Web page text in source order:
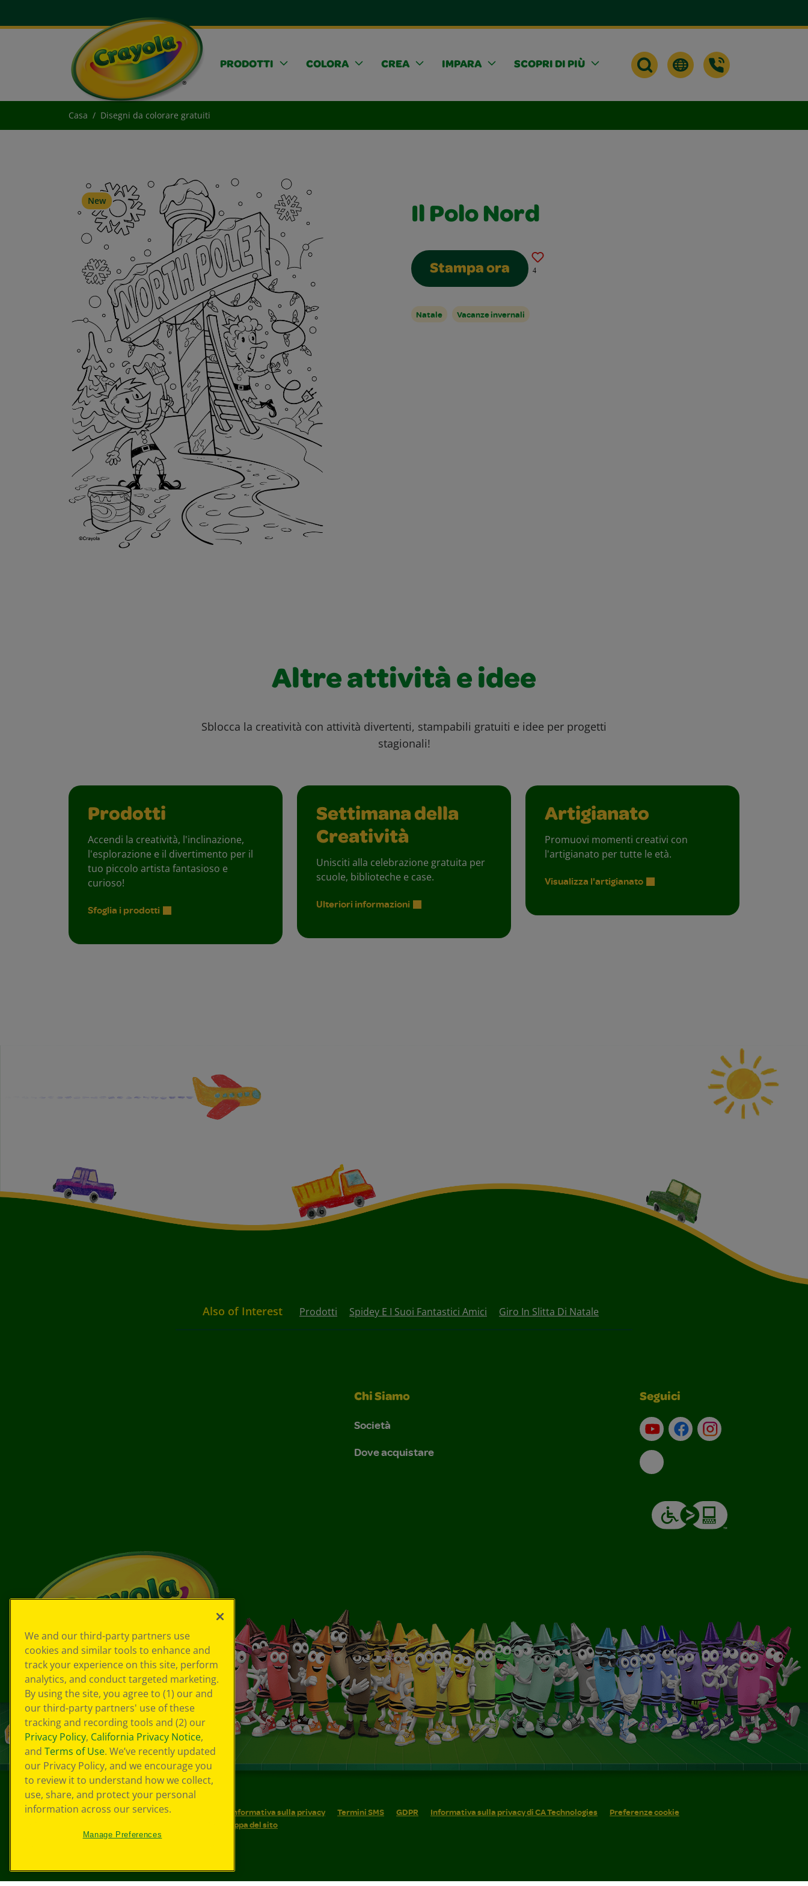
PRODOTTI COLORA CREA IMPARA SCOPRI DI PIÙ
Casa Disegni da colorare gratuiti
New
Il Polo Nord
Stampa ora 4
Natale Vacanze invernali
Altre attività e idee
Sblocca la creatività con attività divertenti, stampabili gratuiti e idee per progetti
stagionali!
Prodotti
Accendi la creatività, l'inclinazione,
l'esplorazione e il divertimento per il
tuo piccolo artista fantasioso e
curioso!
Sfoglia i prodotti
Settimana della
Creatività
Unisciti alla celebrazione gratuita per
scuole, biblioteche e case.
Ulteriori informazioni
Artigianato
Promuovi momenti creativi con
l'artigianato per tutte le età.
Visualizza l'artigianato
Also of Interest Prodotti Spidey E I Suoi Fantastici Amici Giro In Slitta Di Natale
Chi Siamo
Società
Dove acquistare
Seguici
Su YouTube
ContattiProfilo Instagram
Email
© 2026 Crayola® Tutti i diritti riservati.
Le tue scelte in materia di privacy
Informativa sulla privacy Termini SMS GDPR Informativa sulla privacy di CA Technologies
Preferenze cookie
Mappa del sito
We and our third-party partners use
cookies and similar tools to enhance and
track your experience on this site, perform
analytics, and conduct targeted marketing.
By using the site, you agree to (1) our and
our third-party partners' use of these
tracking and recording tools and (2) our
Privacy Policy, California Privacy Notice,
and Terms of Use. We’ve recently updated
our Privacy Policy, and we encourage you
to review it to understand how we collect,
use, share, and protect your personal
information across our services.
Manage Preferences